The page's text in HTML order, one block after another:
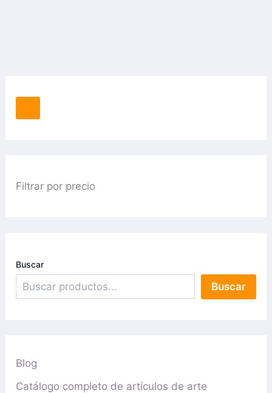
Filtrar por precio
Buscar
Buscar
Blog
Catálogo completo de artículos de arte